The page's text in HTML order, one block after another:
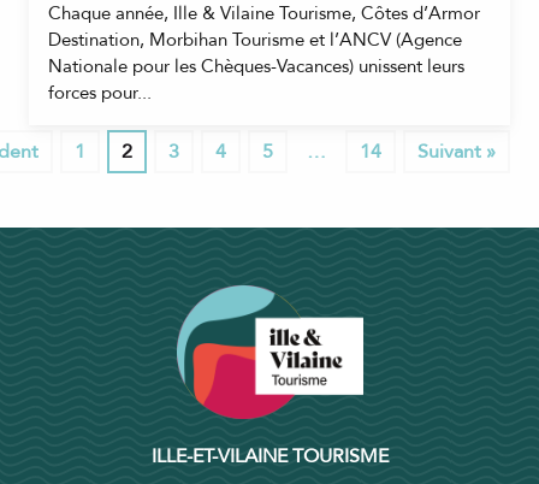
Chaque année, Ille & Vilaine Tourisme, Côtes d’Armor
Destination, Morbihan Tourisme et l’ANCV (Agence
Nationale pour les Chèques-Vacances) unissent leurs
forces pour...
1 2 3 4 5 … 14 Suivant »
ILLE-ET-VILAINE TOURISME